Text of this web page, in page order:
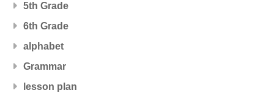
5th Grade
6th Grade
alphabet
Grammar
lesson plan